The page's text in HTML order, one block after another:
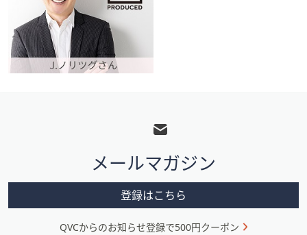
メ
ニ
メールマガジン
登録はこちら
QVCからのお知らせ登録で500円クーポン